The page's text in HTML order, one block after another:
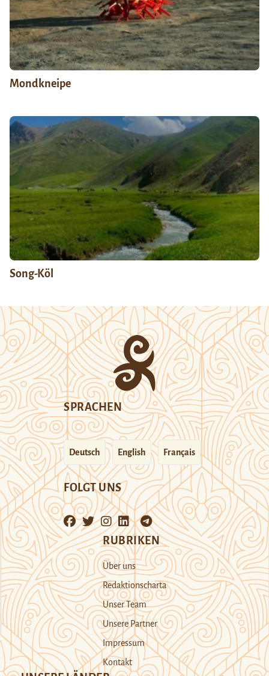
Mondkneipe
Song-Köl
SPRACHEN
Deutsch English Français
FOLGT UNS
RUBRIKEN
Über uns
Redaktionscharta
Unser Team
Unsere Partner
Impressum
Kontakt